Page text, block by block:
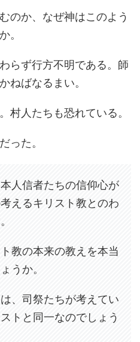
のか、なぜ神はこのよう
。
らず行方不明である。師
ねばなるまい。
村人たちも恐れている。
った。
人信者たちの信仰心が
えるキリスト教とのわ
教の本来の教えを本当
うか。
、司祭たちが考えてい
トと同一なのでしょう